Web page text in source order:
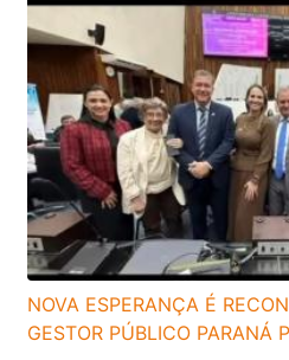
NOVA ESPERANÇA É
GESTOR PÚBLICO PARANÁ